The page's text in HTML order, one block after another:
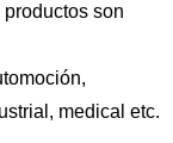
son
medical etc.